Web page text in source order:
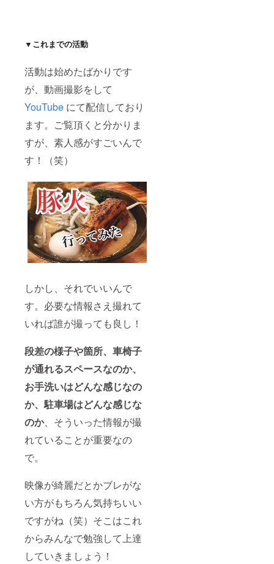
▼これまでの活動
活動は始めたばかりです
が、動画撮影をして
YouTube にて配信しており
ます。ご覧頂くと分かりま
すが、素人感がすごいんで
す！（笑）
しかし、それでいいんで
す。必要な情報さえ撮れて
いれば誰が撮っても良し！
段差の様子や箇所、車椅子
が通れるスペースなのか、
お手洗いはどんな感じなの
か、駐車場はどんな感じな
のか、そういった情報が撮
れていることが重要なの
で。
映像が綺麗だとかブレがな
い方がもちろん気持ちいい
ですがね（笑）そこはこれ
からみんなで勉強して上達
していきましょう！